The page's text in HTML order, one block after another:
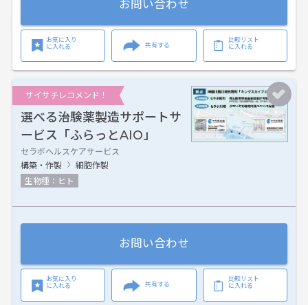
お問い合わせ
お気に入り
に入れる
共有する
比較リスト
に入れる
サイサチレコメンド！
選べる治験薬製造サポートサ
ービス「ふらっとAIO」
セラボヘルスケアサービス
構築・作製
細胞作製
生物種：ヒト
お問い合わせ
お気に入り
に入れる
共有する
比較リスト
に入れる